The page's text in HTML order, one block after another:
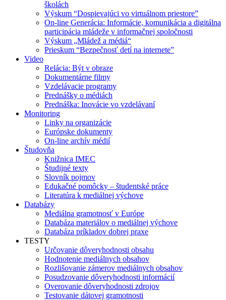
školách
Výskum “Dospievajúci vo virtuálnom priestore”
On-line Generácia: Informácie, komunikácia a digitálna
participácia mládeže v informačnej spoločnosti
Výskum „Mládež a médiá“
Prieskum “Bezpečnosť detí na internete”
Video
Relácia: Být v obraze
Dokumentárne filmy
Vzdelávacie programy
Prednášky o médiách
Prednáška: Inovácie vo vzdelávaní
Monitoring
Linky na organizácie
Európske dokumenty
On-line archív médií
Študovňa
Knižnica IMEC
Študijné texty
Slovník pojmov
Edukačné pomôcky – študentské práce
Literatúra k mediálnej výchove
Databázy
Mediálna gramotnosť v Európe
Databáza materiálov o mediálnej výchove
Databáza príkladov dobrej praxe
TESTY
Určovanie dôveryhodnosti obsahu
Hodnotenie mediálnych obsahov
Rozlišovanie zámerov mediálnych obsahov
Posudzovanie dôveryhodnosti informácií
Overovanie dôveryhodnosti zdrojov
Testovanie dátovej gramotnosti